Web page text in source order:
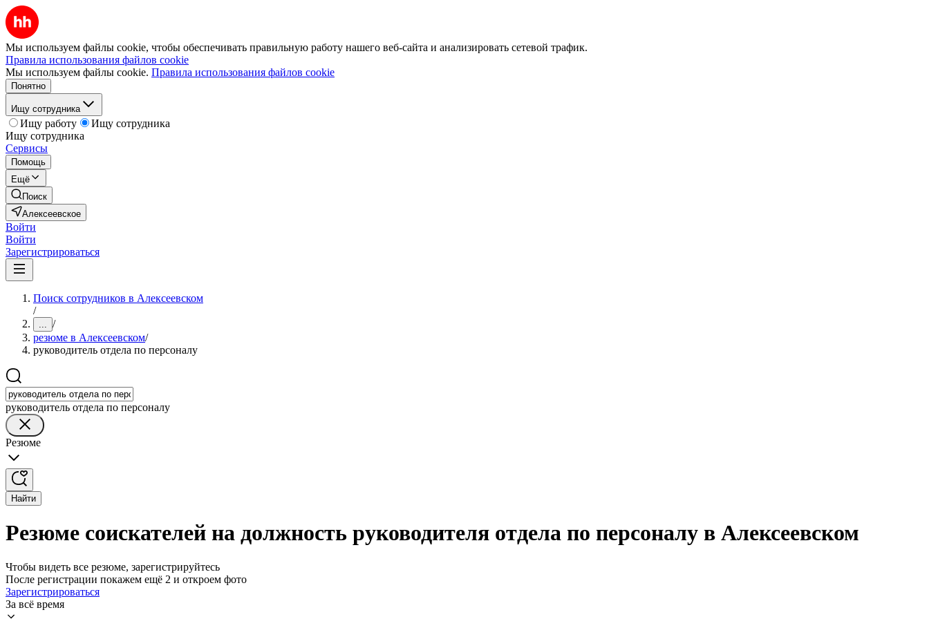
Мы используем файлы cookie, чтобы обеспечивать правильную работу нашего веб-сайта и анализировать сетевой трафик.
Правила использования файлов cookie
Мы используем файлы cookie. Правила использования файлов cookie
Понятно
Ищу сотрудника
Ищу работу
Ищу сотрудника
Ищу сотрудника
Сервисы
Помощь
Ещё
Поиск
Алексеевское
Войти
Войти
Зарегистрироваться
Поиск сотрудников в Алексеевском
/
... /
резюме в Алексеевском/
руководитель отдела по персоналу
руководитель отдела по персоналу
Резюме
Найти
Резюме соискателей на должность руководителя отдела по персоналу в Алексеевском
Чтобы видеть все резюме, зарегистрируйтесь
После регистрации покажем ещё 2 и откроем фото
Зарегистрироваться
За всё время